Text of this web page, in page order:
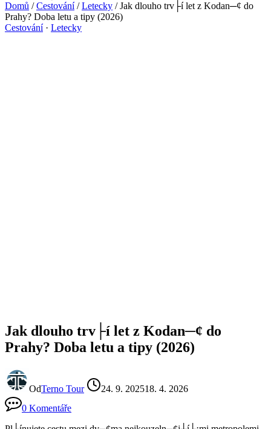
Domů / Cestování / Letecky / Jak dlouho trv├í let z Kodan─¢ do
Prahy? Doba letu a tipy (2026)
Cestování· Letecky
Jak dlouho trv├í let z Kodan─¢ do
Prahy? Doba letu a tipy (2026)
OdTerno Tour 24. 9. 202518. 4. 2026
0 Komentáře